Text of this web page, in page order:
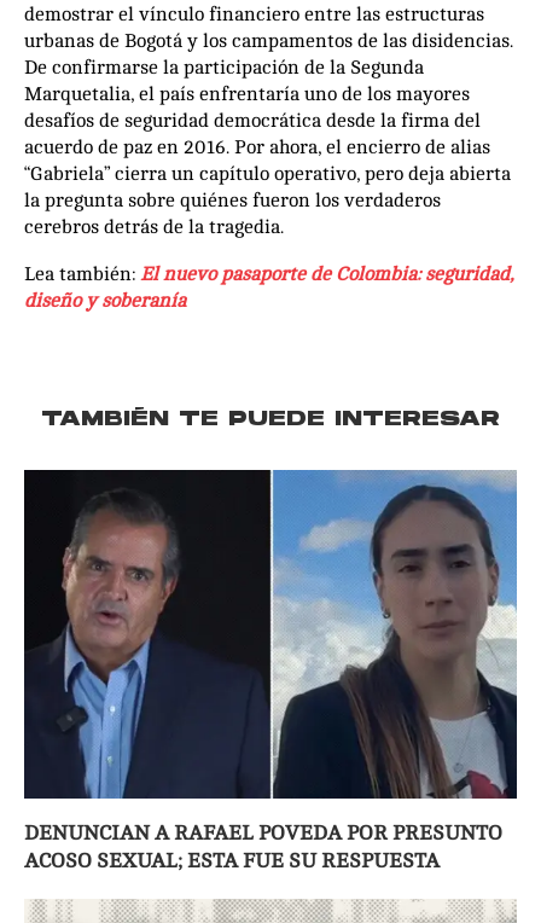
demostrar el vínculo financiero entre las estructuras
urbanas de Bogotá y los campamentos de las disidencias.
De confirmarse la participación de la Segunda
Marquetalia, el país enfrentaría uno de los mayores
desafíos de seguridad democrática desde la firma del
acuerdo de paz en 2016. Por ahora, el encierro de alias
“Gabriela” cierra un capítulo operativo, pero deja abierta
la pregunta sobre quiénes fueron los verdaderos
cerebros detrás de la tragedia.
Lea también: El nuevo pasaporte de Colombia: seguridad,
diseño y soberanía
TAMBIÉN TE PUEDE INTERESAR
DENUNCIAN A RAFAEL POVEDA POR PRESUNTO
ACOSO SEXUAL; ESTA FUE SU RESPUESTA